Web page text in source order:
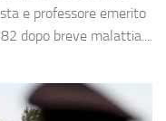
e professore emerito
dopo breve malattia....